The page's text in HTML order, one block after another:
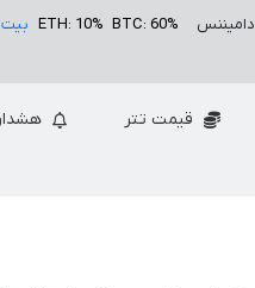
دامیننس BTC: 60%
ETH: 10%
قیمت تتر